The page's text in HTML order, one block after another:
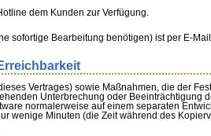
dem Kunden zur Verfügung.
sofortige Bearbeitung benötigen) ist per E-
Vertrages) sowie Maßnahmen, die der
Unterbrechung oder Beeinträchtigung
normalerweise auf einem separaten
wenige Minuten (die Zeit während des